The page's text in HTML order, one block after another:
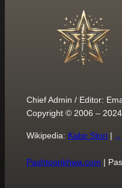
Chief Admin / Editor:
Copyright © 2006 –
Wikipedia: Kabir Stori|
Pashtoonkhwa.com |